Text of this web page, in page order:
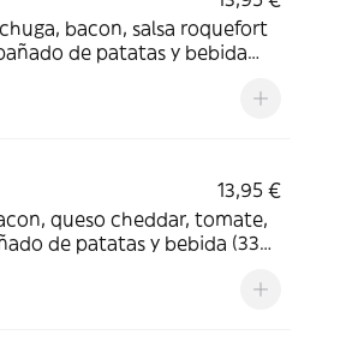
bacon, salsa roquefort
de patatas y bebida
13,95 €
queso cheddar, tomate,
de patatas y bebida (330